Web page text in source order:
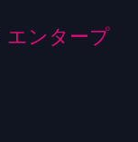
エンタープ